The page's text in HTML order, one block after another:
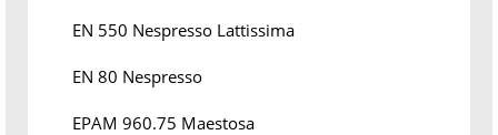
EN 550 Nespresso Lattissima
EN 80 Nespresso
EPAM 960.75 Maestosa